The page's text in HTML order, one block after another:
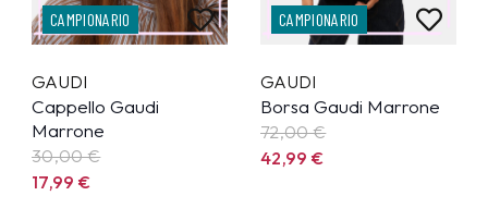
CAMPIONARIO
GAUDI
Cappello Gaudi
Marrone
30,00 €
17,99€
CAMPIONARIO
GAUDI
Borsa Gaudi Marrone
72,00 €
42,99€